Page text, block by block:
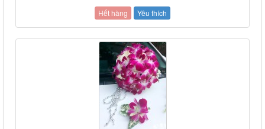
Hết hàng Yêu thích